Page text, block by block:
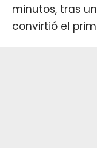
minutos, tras
convirtió el